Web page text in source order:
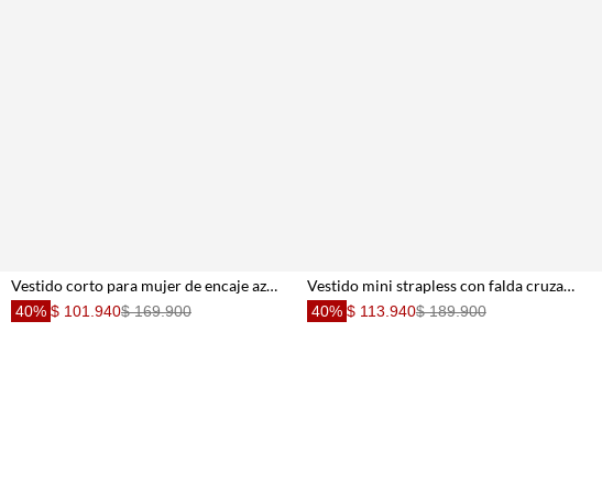
Vestido corto para mujer de encaje azul cielo entallado con escote corazón
40% $ 101.940$ 169.900
Vestido mini strapless con falda cruzada con amarre en terracota para mujer
40% $ 113.940$ 189.900